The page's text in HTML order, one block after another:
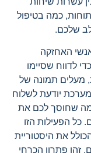
כמה בטיפול
שלכם.
האחזקה
לדווח שסיימו
מעלים תמונה של
יודעת לשלוח
מה שחוסך לכם את
כל הפעילות הזו
את היסטוריית
זהו פתרון הכרחי